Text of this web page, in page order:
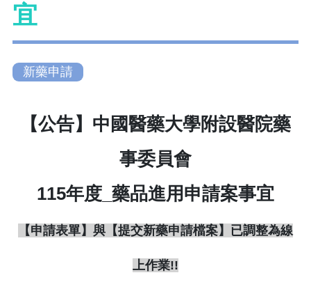
宜
新藥申請
【公告】中國醫藥大學附設醫院藥
事委員會
115年度_藥品進用申請案事宜
【申請表單】與【提交新藥申請檔案】已調整為線
上作業!!